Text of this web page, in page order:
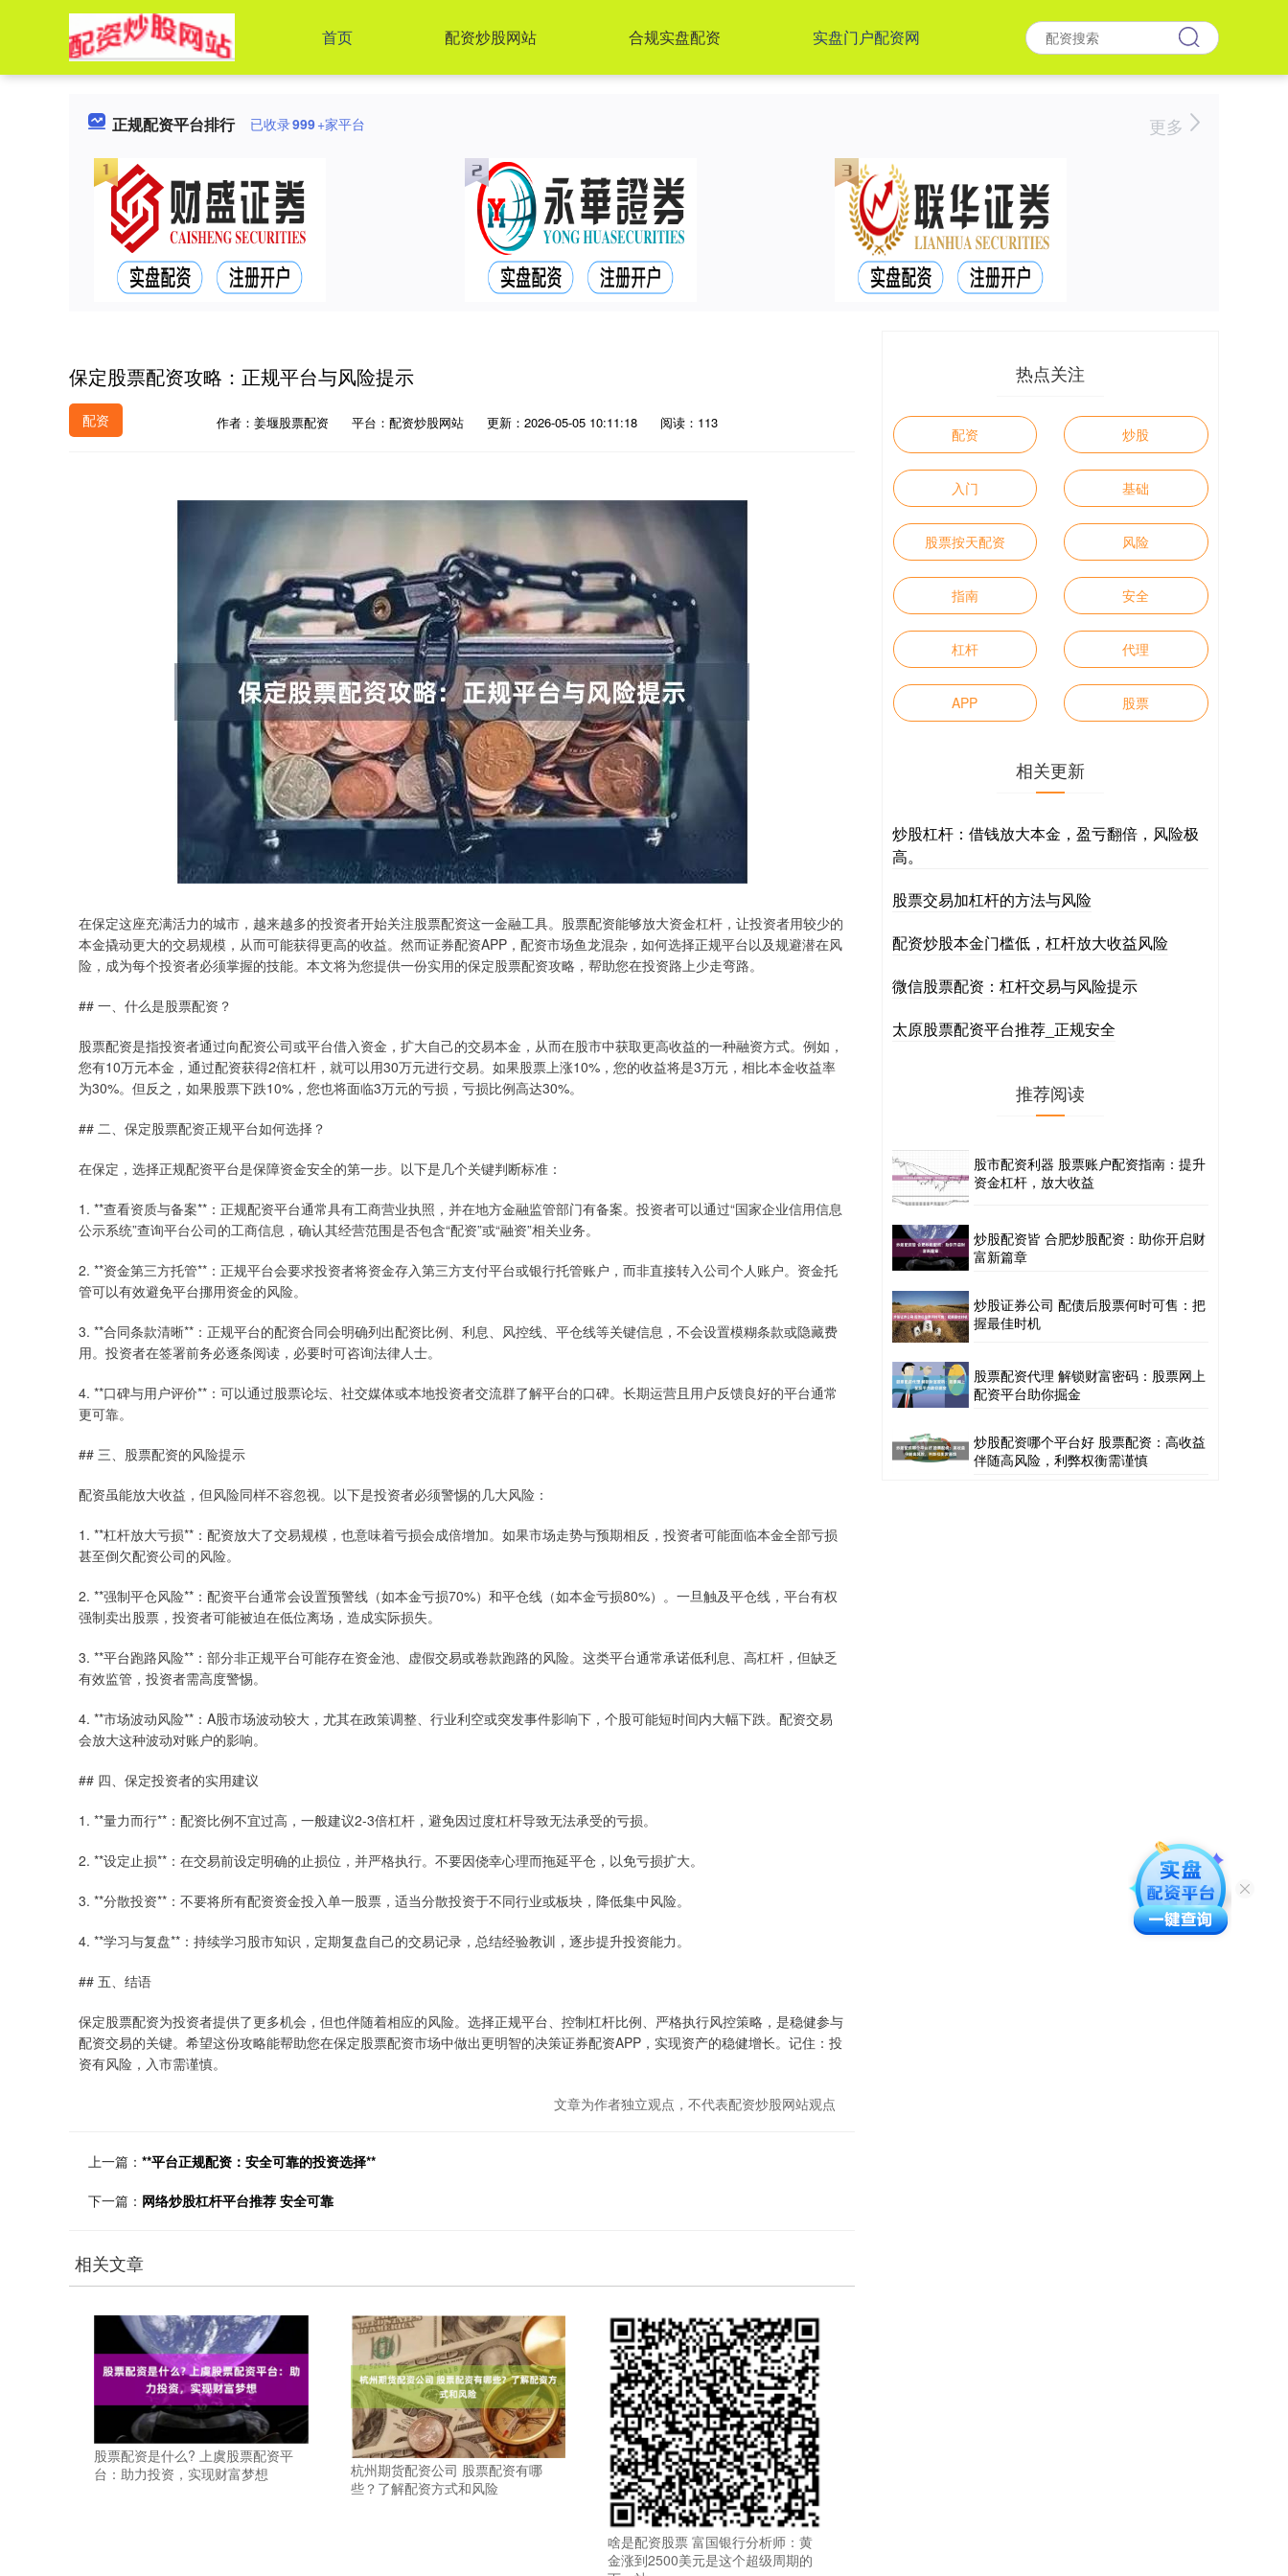
首页 配资炒股网站 合规实盘配资 实盘门户配资网
正规配资平台排行 已收录999+家平台 更多
保定股票配资攻略：正规平台与风险提示
配资 作者：姜堰股票配资 平台：配资炒股网站 更新：2026-05-05 10:11:18 阅读：113
在保定这座充满活力的城市，越来越多的投资者开始关注股票配资这一金融工具。股票配资能够放大资金杠杆，让投资者用较少的
本金撬动更大的交易规模，从而可能获得更高的收益。然而证券配资APP，配资市场鱼龙混杂，如何选择正规平台以及规避潜在风
险，成为每个投资者必须掌握的技能。本文将为您提供一份实用的保定股票配资攻略，帮助您在投资路上少走弯路。
## 一、什么是股票配资？
股票配资是指投资者通过向配资公司或平台借入资金，扩大自己的交易本金，从而在股市中获取更高收益的一种融资方式。例如，
您有10万元本金，通过配资获得2倍杠杆，就可以用30万元进行交易。如果股票上涨10%，您的收益将是3万元，相比本金收益率
为30%。但反之，如果股票下跌10%，您也将面临3万元的亏损，亏损比例高达30%。
## 二、保定股票配资正规平台如何选择？
在保定，选择正规配资平台是保障资金安全的第一步。以下是几个关键判断标准：
1. **查看资质与备案**：正规配资平台通常具有工商营业执照，并在地方金融监管部门有备案。投资者可以通过“国家企业信用信息
公示系统”查询平台公司的工商信息，确认其经营范围是否包含“配资”或“融资”相关业务。
2. **资金第三方托管**：正规平台会要求投资者将资金存入第三方支付平台或银行托管账户，而非直接转入公司个人账户。资金托
管可以有效避免平台挪用资金的风险。
3. **合同条款清晰**：正规平台的配资合同会明确列出配资比例、利息、风控线、平仓线等关键信息，不会设置模糊条款或隐藏费
用。投资者在签署前务必逐条阅读，必要时可咨询法律人士。
4. **口碑与用户评价**：可以通过股票论坛、社交媒体或本地投资者交流群了解平台的口碑。长期运营且用户反馈良好的平台通常
更可靠。
## 三、股票配资的风险提示
配资虽能放大收益，但风险同样不容忽视。以下是投资者必须警惕的几大风险：
1. **杠杆放大亏损**：配资放大了交易规模，也意味着亏损会成倍增加。如果市场走势与预期相反，投资者可能面临本金全部亏损
甚至倒欠配资公司的风险。
2. **强制平仓风险**：配资平台通常会设置预警线（如本金亏损70%）和平仓线（如本金亏损80%）。一旦触及平仓线，平台有权
强制卖出股票，投资者可能被迫在低位离场，造成实际损失。
3. **平台跑路风险**：部分非正规平台可能存在资金池、虚假交易或卷款跑路的风险。这类平台通常承诺低利息、高杠杆，但缺乏
有效监管，投资者需高度警惕。
4. **市场波动风险**：A股市场波动较大，尤其在政策调整、行业利空或突发事件影响下，个股可能短时间内大幅下跌。配资交易
会放大这种波动对账户的影响。
## 四、保定投资者的实用建议
1. **量力而行**：配资比例不宜过高，一般建议2-3倍杠杆，避免因过度杠杆导致无法承受的亏损。
2. **设定止损**：在交易前设定明确的止损位，并严格执行。不要因侥幸心理而拖延平仓，以免亏损扩大。
3. **分散投资**：不要将所有配资资金投入单一股票，适当分散投资于不同行业或板块，降低集中风险。
4. **学习与复盘**：持续学习股市知识，定期复盘自己的交易记录，总结经验教训，逐步提升投资能力。
## 五、结语
保定股票配资为投资者提供了更多机会，但也伴随着相应的风险。选择正规平台、控制杠杆比例、严格执行风控策略，是稳健参与
配资交易的关键。希望这份攻略能帮助您在保定股票配资市场中做出更明智的决策证券配资APP，实现资产的稳健增长。记住：投
资有风险，入市需谨慎。
文章为作者独立观点，不代表配资炒股网站观点
上一篇： **平台正规配资：安全可靠的投资选择**
下一篇： 网络炒股杠杆平台推荐 安全可靠
相关文章
股票配资是什么? 上虞股票配资平
台：助力投资，实现财富梦想
杭州期货配资公司 股票配资有哪
些？了解配资方式和风险
啥是配资股票 富国银行分析师：黄
金涨到2500美元是这个超级周期的
热点关注
配资 炒股
入门 基础
股票按天配资 风险
指南 安全
杠杆 代理
APP 股票
相关更新
炒股杠杆：借钱放大本金，盈亏翻倍，风险极
高。
股票交易加杠杆的方法与风险
配资炒股本金门槛低，杠杆放大收益风险
微信股票配资：杠杆交易与风险提示
太原股票配资平台推荐_正规安全
推荐阅读
股市配资利器 股票账户配资指南：提升
资金杠杆，放大收益
炒股配资皆 合肥炒股配资：助你开启财
富新篇章
炒股证券公司 配债后股票何时可售：把
握最佳时机
股票配资代理 解锁财富密码：股票网上
配资平台助你掘金
炒股配资哪个平台好 股票配资：高收益
伴随高风险，利弊权衡需谨慎